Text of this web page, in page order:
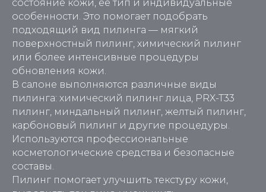
состояние кожи, её тип и индивидуальные
особенности. Это помогает подобрать
подходящий вид пилинга — мягкий
поверхностный пилинг, химический пилинг
или более интенсивные процедуры
обновления кожи.
В салоне выполняются различные виды
пилинга: химический пилинг лица, PRX-T33
пилинг, миндальный пилинг, желтый пилинг,
карбоновый пилинг и другие процедуры.
Используются профессиональные
косметологические средства и безопасные
составы.
Пилинг помогает улучшить текстуру кожи,